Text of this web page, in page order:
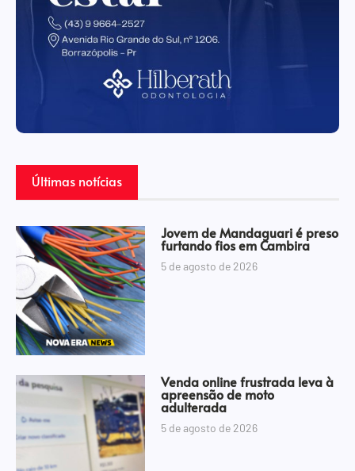
Últimas notícias
Jovem de Mandaguari é preso
furtando fios em Cambira
5 de agosto de 2026
Venda online frustrada leva à
apreensão de moto
adulterada
5 de agosto de 2026